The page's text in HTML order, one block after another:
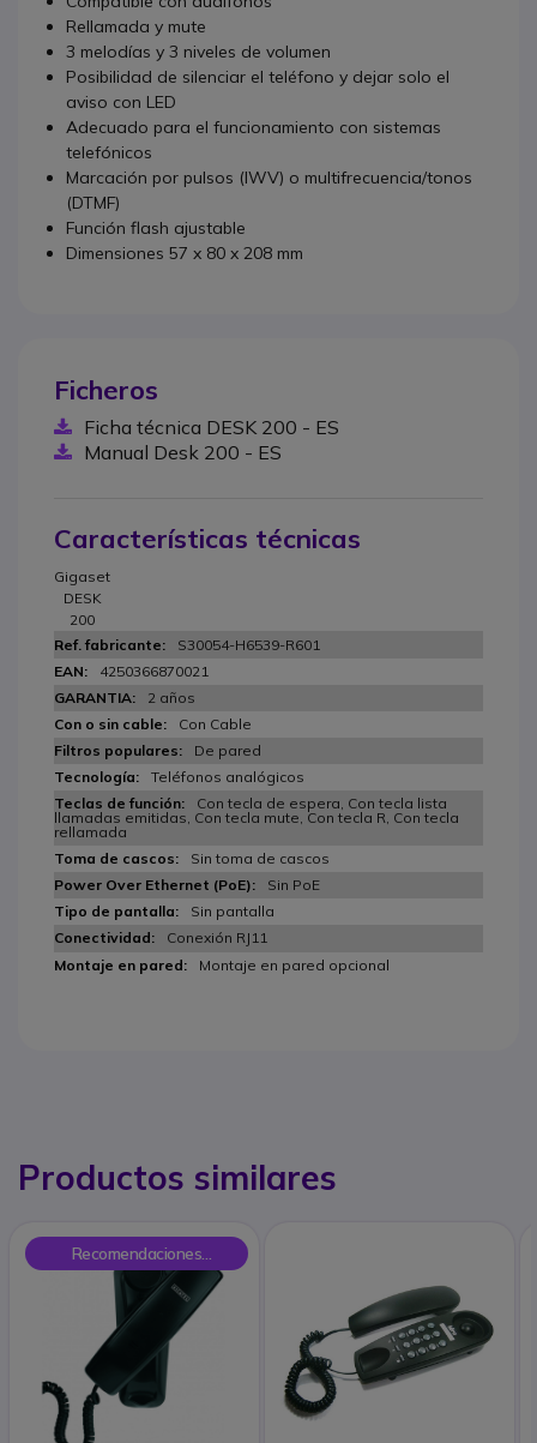
Rellamada y mute
3 melodías y 3 niveles de volumen
Posibilidad de silenciar el teléfono y dejar solo el
aviso con LED
Adecuado para el funcionamiento con sistemas
telefónicos
Marcación por pulsos (IWV) o multifrecuencia/tonos
(DTMF)
Función flash ajustable
Dimensiones 57 x 80 x 208 mm
Ficheros
Ficha técnica DESK 200 - ES
Manual Desk 200 - ES
Características técnicas
Gigaset
DESK
200
S30054-H6539-R601
4250366870021
2 años
Con Cable
De pared
Teléfonos analógicos
Con tecla de espera, Con tecla lista
llamadas emitidas, Con tecla mute, Con tecla R, Con tecla
rellamada
Sin toma de cascos
Sin PoE
Sin pantalla
Conexión RJ11
Montaje en pared opcional
Productos similares
Recomendaciones
Onedirect